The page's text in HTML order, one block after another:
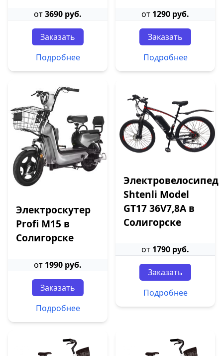
от3690 руб.
Заказать
Подробнее
от 1290 руб.
Заказать
Подробнее
Электроскутер
Profi M15 в
Солигорске
от 1990 руб.
Заказать
Подробнее
Электровелосипед
Shtenli Model
GT17 36V7,8А в
Солигорске
от 1790 руб.
Заказать
Подробнее